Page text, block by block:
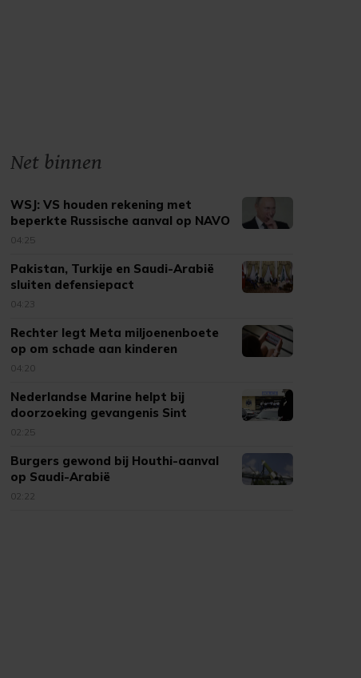
Net binnen
WSJ: VS houden rekening met
beperkte Russische aanval op NAVO
04:25
Pakistan, Turkije en Saudi-Arabië
sluiten defensiepact
04:23
Rechter legt Meta miljoenenboete
op om schade aan kinderen
04:20
Nederlandse Marine helpt bij
doorzoeking gevangenis Sint
Maarten
02:25
Burgers gewond bij Houthi-aanval
op Saudi-Arabië
02:22